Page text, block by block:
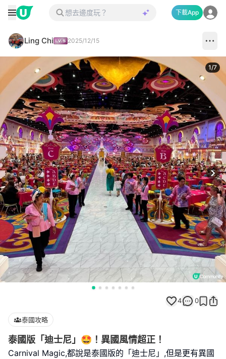
下載App
Ling Chi 2025/12/15
1/7
4 0
泰國攻略
泰國版「迪士尼」🤩！異國風情超正！
Carnival Magic,都說是泰國版的「迪士尼」,但是更有異國